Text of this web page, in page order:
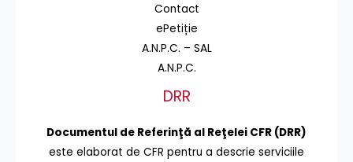
Contact
ePetiție
A.N.P.C. – SAL
A.N.P.C.
DRR
Documentul de Referinţă al Reţelei CFR (DRR)
este elaborat de CFR pentru a descrie serviciile